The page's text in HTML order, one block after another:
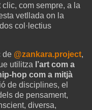
com sempre, a la
vetllada on la
col·lectius
de @zankara.project,
utilitza l’art com a
hop com a mitjà
de disciplines, el
de pensament,
diversa,